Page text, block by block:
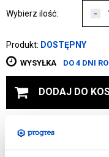
Wybierz ilość: -
Produkt: DOSTĘPNY
WYSYŁKA DO 4 DNI
DODAJ DO
DODAJ DO